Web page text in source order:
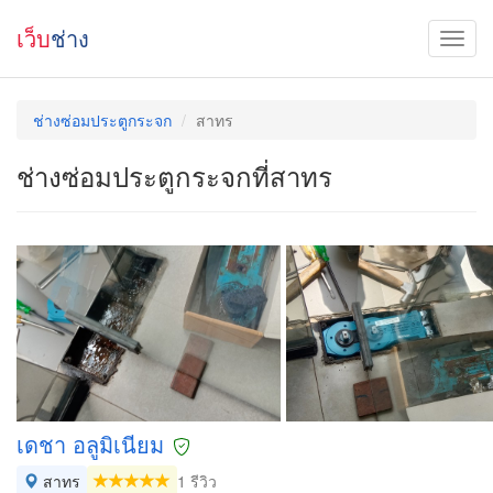
เว็บช่าง
ช่างซ่อมประตูกระจก สาทร
ช่างซ่อมประตูกระจกที่สาทร
เดชา อลูมิเนียม
สาทร
1 รีวิว